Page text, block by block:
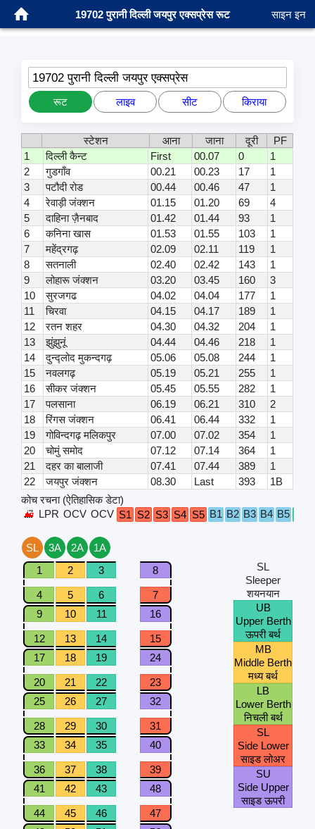
19702 पुरानी दिल्ली जयपुर एक्सप्रेस रूट साइन इन
19702 पुरानी दिल्ली जयपुर एक्सप्रेस
रूट लाइव सीट किराया
स्टेशन आना जाना दूरी
PF
1
दिल्ली कैन्ट First 00.07 0
1
2
गुडगाँव 00.21 00.23 17
1
3
पटौदी रोड 00.44 00.46 47
1
4
रेवाड़ी जंक्शन 01.15 01.20 69
4
5
दाहिना ज़ैनबाद 01.42 01.44 93
1
6
कनिना खास 01.53 01.55 103
1
7
महेंद्रगढ़ 02.09 02.11 119
1
8
सतनाली 02.40 02.42 143
1
9
लोहारू जंक्शन 03.20 03.45 160
3
10
सुरजगढ 04.02 04.04 177
1
11
चिरवा 04.15 04.17 189
1
12
रतन शहर 04.30 04.32 204
1
13
झुंझुनूं 04.44 04.46 218
1
14
दुन्द्लोद मुकन्दगढ़ 05.06 05.08 244
1
15
नवलगढ़ 05.19 05.21 255
1
16
सीकर जंक्शन 05.45 05.55 282
1
17
पलसाना 06.19 06.21 310
2
18
रिंगस जंक्शन 06.41 06.44 332
1
19
गोविन्दगढ़ मलिकपुर 07.00 07.02 354
1
20
चोमुं समोद 07.12 07.14 364
1
21
दहर का बालाजी 07.41 07.44 389
1
22
जयपुर जंक्शन 08.30 Last 393
1B
कोच रचना (ऐतिहासिक डेटा)
LPR OCV OCV S1 S2 S3 S4 S5 B1 B2 B3 B4 B5
SL 3A 2A
1A
1
2 3 8
4 5 6
7
9
10 11 16
12 13 14
15
17
18 19 24
20 21 22
23
25
26 27 32
28 29 30
31
33
34 35 40
36 37 38
39
41
42 43 48
44 45 46
47
SL
Sleeper
शयनयान
UB
Upper Berth
ऊपरी बर्थ
MB
Middle Berth
मध्य बर्थ
LB
Lower Berth
निचली बर्थ
SL
Side Lower
साइड लोअर
SU
Side Upper
साइड ऊपरी